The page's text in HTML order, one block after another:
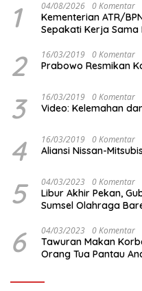
1 04/08/2026 0 Komentar
Kementerian ATR/
Sepakati Kerja
2 16/03/2019 0 Komentar
Prabowo Resmikan
3 16/03/2019 0 Komentar
Video: Kelemahan
4 16/03/2019 0 Komentar
Aliansi Nissan-
5 04/03/2023 0 Komentar
Libur Akhir Pekan,
Sumsel Olahraga
6 04/03/2023 0 Komentar
Tawuran Makan
Orang Tua Pantau